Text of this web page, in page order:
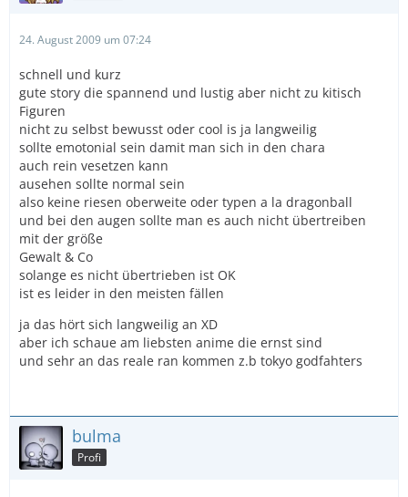
24. August 2009 um 07:24
schnell und kurz
gute story die spannend und lustig aber nicht zu kitisch
Figuren
nicht zu selbst bewusst oder cool is ja langweilig
sollte emotonial sein damit man sich in den chara
auch rein vesetzen kann
ausehen sollte normal sein
also keine riesen oberweite oder typen a la dragonball
und bei den augen sollte man es auch nicht übertreiben
mit der größe
Gewalt & Co
solange es nicht übertrieben ist OK
ist es leider in den meisten fällen
ja das hört sich langweilig an XD
aber ich schaue am liebsten anime die ernst sind
und sehr an das reale ran kommen z.b tokyo godfahters
bulma
Profi